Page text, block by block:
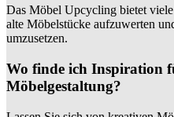
Das Möbel Upcycling bietet
alte Möbelstücke aufzuwerten
umzusetzen.
Wo finde ich Inspiration
Möbelgestaltung?